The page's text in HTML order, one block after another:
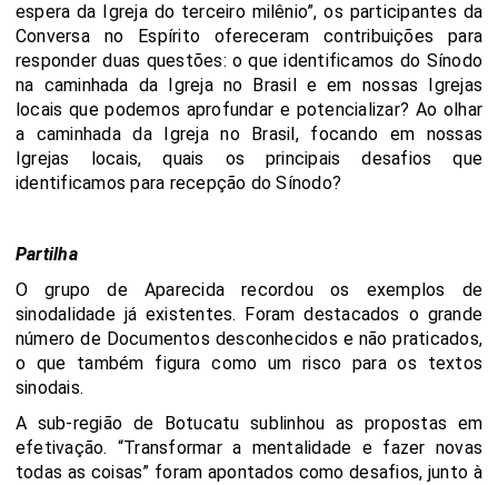
espera da Igreja do terceiro milênio”, os participantes da
Conversa no Espírito ofereceram contribuições para
responder duas questões: o que identificamos do Sínodo
na caminhada da Igreja no Brasil e em nossas Igrejas
locais que podemos aprofundar e potencializar? Ao olhar
a caminhada da Igreja no Brasil, focando em nossas
Igrejas locais, quais os principais desafios que
identificamos para recepção do Sínodo?
Partilha
O grupo de Aparecida recordou os exemplos de
sinodalidade já existentes. Foram destacados o grande
número de Documentos desconhecidos e não praticados,
o que também figura como um risco para os textos
sinodais.
A sub-região de Botucatu sublinhou as propostas em
efetivação. “Transformar a mentalidade e fazer novas
todas as coisas” foram apontados como desafios, junto à